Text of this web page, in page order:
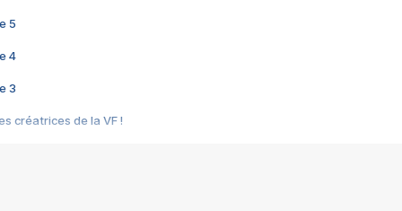
5
4
3
créatrices de la VF !